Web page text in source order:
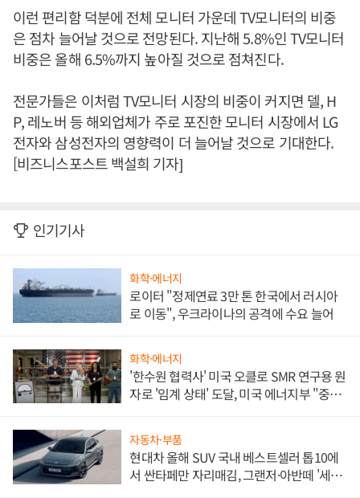
이런 편리함 덕분에 전체 모니터 가운데 TV모니터의 비중
은 점차 늘어날 것으로 전망된다. 지난해 5.8%인 TV모니터
비중은 올해 6.5%까지 높아질 것으로 점쳐진다.
전문가들은 이처럼 TV모니터 시장의 비중이 커지면 델, H
P, 레노버 등 해외업체가 주로 포진한 모니터 시장에서 LG
전자와 삼성전자의 영향력이 더 늘어날 것으로 기대한다.
[비즈니스포스트 백설희 기자]
인기기사
화학·에너지
로이터 "정제연료 3만 톤 한국에서 러시아
로 이동", 우크라이나의 공격에 수요 늘어
화학·에너지
'한수원 협력사' 미국 오클로 SMR 연구용 원
자로 '임계 상태' 도달, 미국 에너지부 "중요
자동차·부품
현대차 올해 SUV 국내 베스트셀러 톱10에
서 싼타페만 자리매김, 그랜저·아반떼 '세단